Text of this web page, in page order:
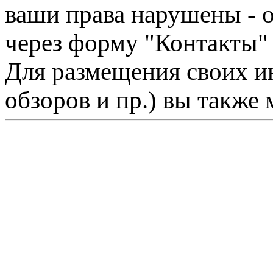
ваши права нарушены -
через форму "Контакты"
Для размещения своих
обзоров и пр.) вы также